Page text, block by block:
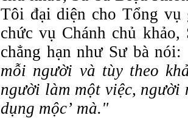
Tôi đại diện cho Tổng
chức vụ Chánh chủ
chẳng hạn như Sư bà nói:
mỗi người và tùy theo
người làm một việc, người
dụng mộc’ mà."